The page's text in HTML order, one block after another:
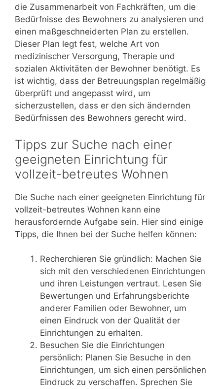
die Zusammenarbeit von Fachkräften, um die
Bedürfnisse des Bewohners zu analysieren und
einen maßgeschneiderten Plan zu erstellen.
Dieser Plan legt fest, welche Art von
medizinischer Versorgung, Therapie und
sozialen Aktivitäten der Bewohner benötigt. Es
ist wichtig, dass der Betreuungsplan regelmäßig
überprüft und angepasst wird, um
sicherzustellen, dass er den sich ändernden
Bedürfnissen des Bewohners gerecht wird.
Tipps zur Suche nach einer
geeigneten Einrichtung für
vollzeit-betreutes Wohnen
Die Suche nach einer geeigneten Einrichtung für
vollzeit-betreutes Wohnen kann eine
herausfordernde Aufgabe sein. Hier sind einige
Tipps, die Ihnen bei der Suche helfen können:
Recherchieren Sie gründlich: Machen Sie
sich mit den verschiedenen Einrichtungen
und ihren Leistungen vertraut. Lesen Sie
Bewertungen und Erfahrungsberichte
anderer Familien oder Bewohner, um
einen Eindruck von der Qualität der
Einrichtungen zu erhalten.
Besuchen Sie die Einrichtungen
persönlich: Planen Sie Besuche in den
Einrichtungen, um sich einen persönlichen
Eindruck zu verschaffen. Sprechen Sie